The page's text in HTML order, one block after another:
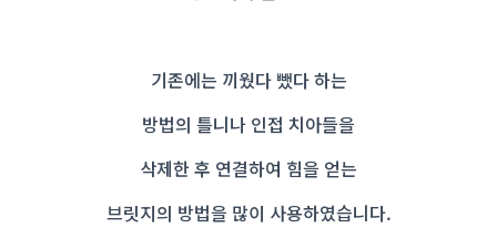
기존에는 끼웠다 뺐다 하는
방법의 틀니나 인접 치아들을
삭제한 후 연결하여 힘을 얻는
브릿지의 방법을 많이 사용하였습니다.